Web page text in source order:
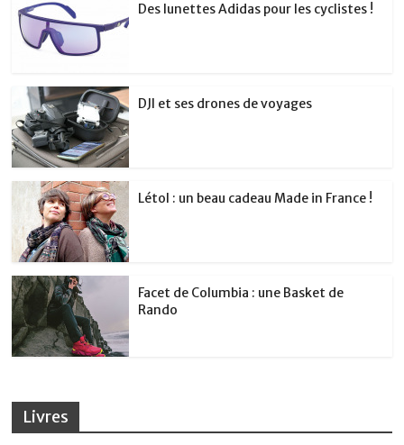
Des lunettes Adidas pour les cyclistes !
DJI et ses drones de voyages
Létol : un beau cadeau Made in France !
Facet de Columbia : une Basket de
Rando
Livres